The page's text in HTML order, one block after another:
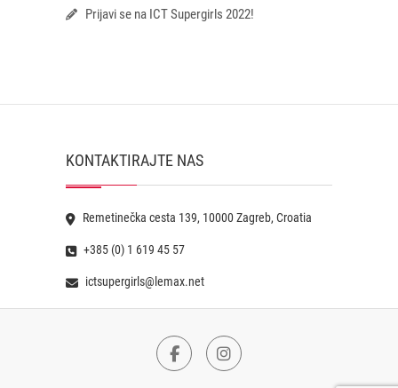
Prijavi se na ICT Supergirls 2022!
KONTAKTIRAJTE NAS
Remetinečka cesta 139, 10000 Zagreb, Croatia
+385 (0) 1 619 45 57
ictsupergirls@lemax.net
FacebookInstagram